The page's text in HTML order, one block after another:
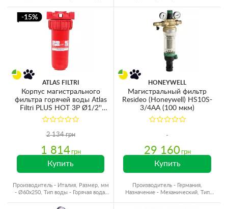
-15%
ATLAS FILTRI
Корпус магистрального
фильтра горячей воды Atlas
Filtri PLUS HOT 3P Ø1/2''
(пластик) 10'' (senior) MFP SX
AB 80°C 8bar KIT ZA111P218
(без картриджа)
2 134 грн
1 814 грн
Купить
Производитель - Италия, Размер, мм
- Ø60x250, Тип воды - Горячая вода,
HONEYWELL
Магистральный фильтр
Resideo (Honeywell) HS10S-
3/4AA (100 мкм)
29 160 грн
Купить
Производитель - Германия,
Назначение - Механический, Тип